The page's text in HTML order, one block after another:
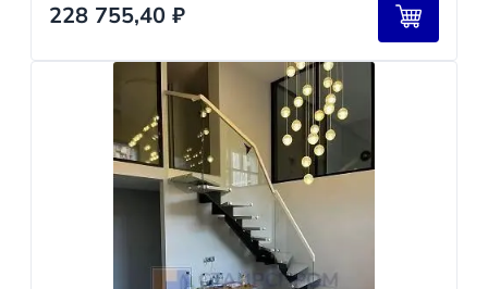
228 755,40 ₽